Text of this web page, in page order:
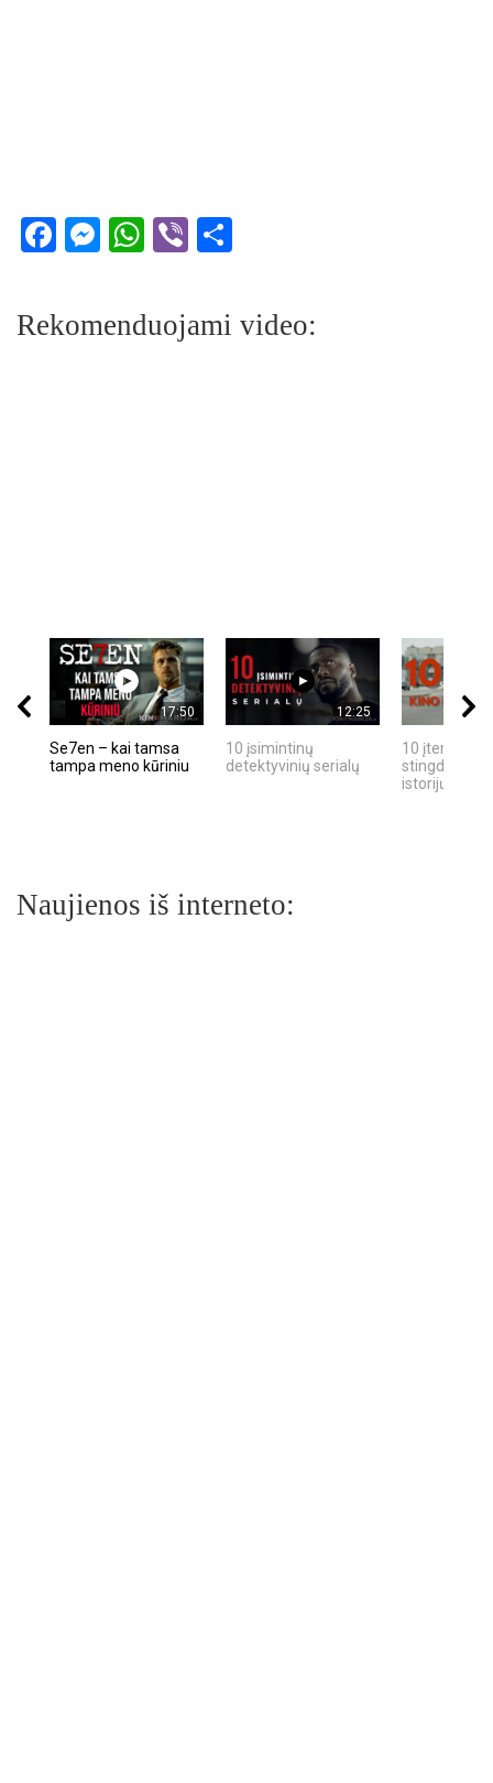
Facebook
Messenger
WhatsApp
Viber
Rekomenduojami video:
17:50
Se7en – kai tamsa
tampa meno kūriniu
12:25
10 įsimintinų
detektyvinių serialų
10 įtemptų,
stingdančių
istorijų
Naujienos iš interneto: